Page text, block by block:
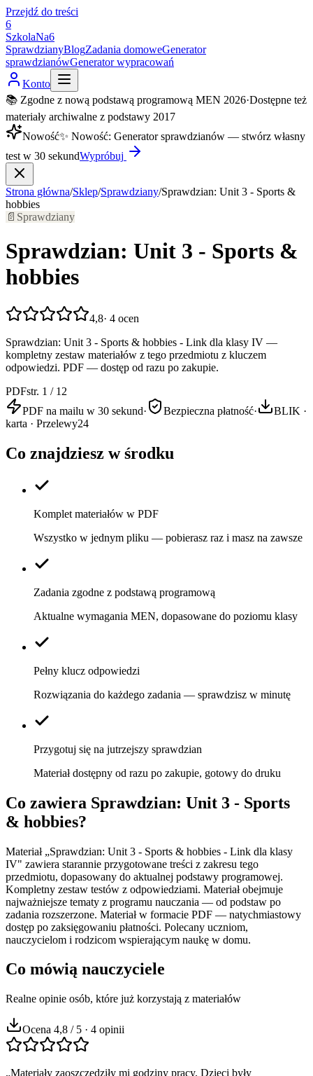
Przejdź do treści
6
SzkolaNa6
SprawdzianyBlogZadania domoweGenerator
sprawdzianówGenerator wypracowań
Konto
📚 Zgodne z nową podstawą programową MEN 2026·Dostępne też
materiały archiwalne z podstawy 2017
Nowość✨ Nowość: Generator sprawdzianów — stwórz własny
test w 30 sekundWypróbuj
Strona główna/Sklep/Sprawdziany/Sprawdzian: Unit 3 - Sports &
hobbies
📄 Sprawdziany
Sprawdzian: Unit 3 - Sports &
hobbies
4,8· 4 ocen
Sprawdzian: Unit 3 - Sports & hobbies - Link dla klasy IV —
kompletny zestaw materiałów z tego przedmiotu z kluczem
odpowiedzi. PDF — dostęp od razu po zakupie.
PDFstr. 1 / 12
PDF na mailu w 30 sekund· Bezpieczna płatność·
BLIK ·
karta · Przelewy24
Co znajdziesz w środku
Komplet materiałów w PDF
Wszystko w jednym pliku — pobierasz raz i masz na zawsze
Zadania zgodne z podstawą programową
Aktualne wymagania MEN, dopasowane do poziomu klasy
Pełny klucz odpowiedzi
Rozwiązania do każdego zadania — sprawdzisz w minutę
Przygotuj się na jutrzejszy sprawdzian
Materiał dostępny od razu po zakupie, gotowy do druku
Co zawiera Sprawdzian: Unit 3 - Sports
& hobbies?
Materiał „Sprawdzian: Unit 3 - Sports & hobbies - Link dla klasy
IV" zawiera starannie przygotowane treści z zakresu tego
przedmiotu, dopasowany do aktualnej podstawy programowej.
Kompletny zestaw testów z odpowiedziami. Materiał obejmuje
najważniejsze tematy z programu nauczania — od podstaw po
zadania rozszerzone. Materiał w formacie PDF — natychmiastowy
dostęp po zaksięgowaniu płatności. Polecany uczniom,
nauczycielom i rodzicom wspierającym naukę w domu.
Co mówią nauczyciele
Realne opinie osób, które już korzystają z materiałów
Ocena 4,8 / 5 · 4 opinii
„Materiały zaoszczędziły mi godziny pracy. Dzieci były